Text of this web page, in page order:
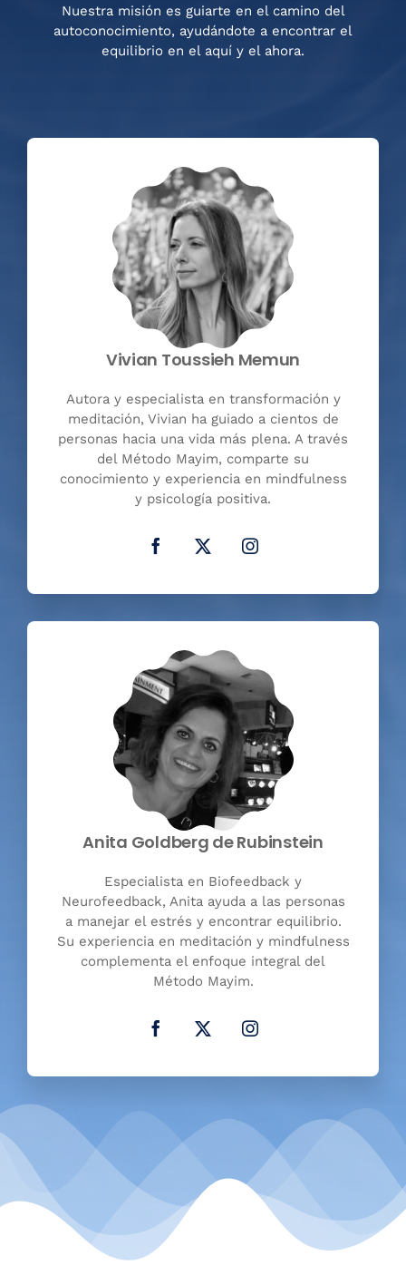
Nuestra misión es guiarte en el camino del
autoconocimiento, ayudándote a encontrar el
equilibrio en el aquí y el ahora.
Vivian Toussieh Memun
Autora y especialista en transformación y
meditación, Vivian ha guiado a cientos de
personas hacia una vida más plena. A través
del Método Mayim, comparte su
conocimiento y experiencia en mindfulness
y psicología positiva.
Anita Goldberg de Rubinstein
Especialista en Biofeedback y
Neurofeedback, Anita ayuda a las personas
a manejar el estrés y encontrar equilibrio.
Su experiencia en meditación y mindfulness
complementa el enfoque integral del
Método Mayim.